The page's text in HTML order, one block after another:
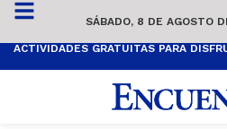
SÁBADO, 8 DE AGOSTO